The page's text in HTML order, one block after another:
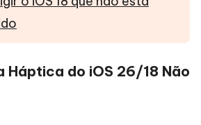
Háptica do iOS 26/18 Não